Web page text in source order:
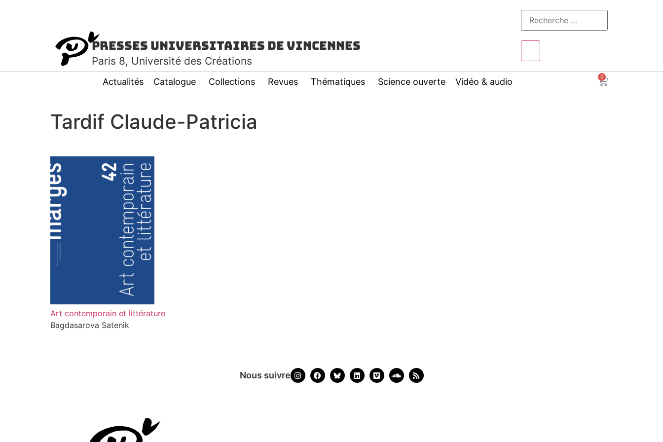
Presses Universitaires de Vincennes
Paris 8, Université des Créations
Actualités Catalogue Collections Revues Thématiques Science ouverte Vidéo & audio 0
Tardif Claude-Patricia
Art contemporain et littérature
Bagdasarova Satenik
Nous suivre